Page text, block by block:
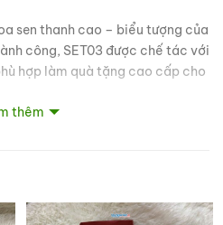
sen thanh cao – biểu tượng của
công, SET03 được chế tác với
hợp làm quà tặng cao cấp cho
khách hay không gian tiếp
thêm